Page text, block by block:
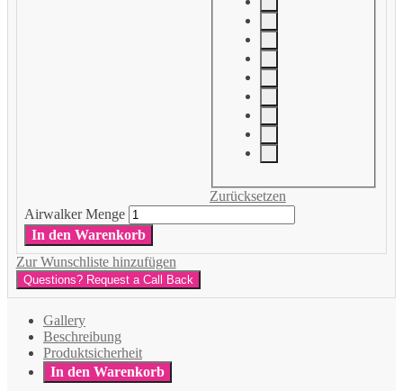
Zurücksetzen
Airwalker Menge
In den Warenkorb
Zur Wunschliste hinzufügen
Questions? Request a Call Back
Gallery
Beschreibung
Produktsicherheit
In den Warenkorb